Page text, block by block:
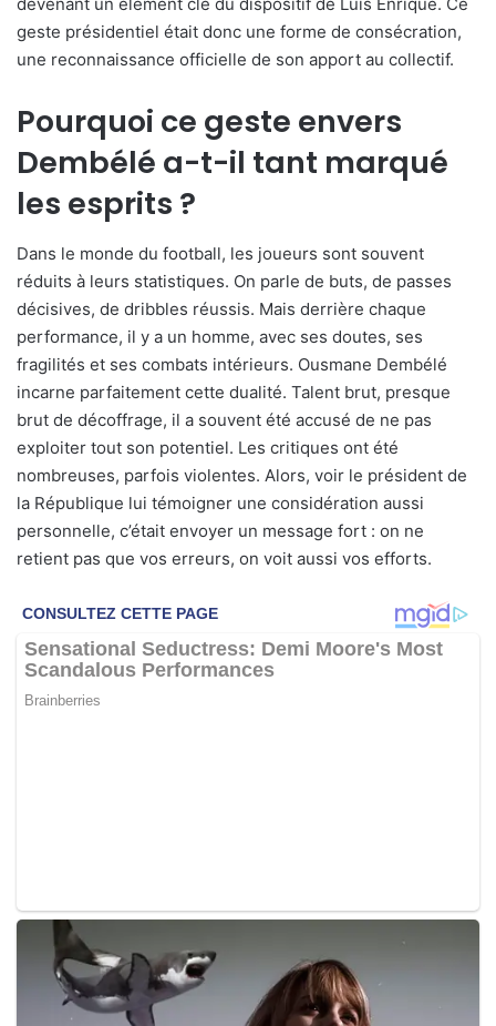
geste présidentiel était donc une forme de consécration,
une reconnaissance officielle de son apport au collectif.
Pourquoi ce geste envers
Dembélé a-t-il tant marqué
les esprits ?
Dans le monde du football, les joueurs sont souvent
réduits à leurs statistiques. On parle de buts, de passes
décisives, de dribbles réussis. Mais derrière chaque
performance, il y a un homme, avec ses doutes, ses
fragilités et ses combats intérieurs. Ousmane Dembélé
incarne parfaitement cette dualité. Talent brut, presque
brut de décoffrage, il a souvent été accusé de ne pas
exploiter tout son potentiel. Les critiques ont été
nombreuses, parfois violentes. Alors, voir le président de
la République lui témoigner une considération aussi
personnelle, c’était envoyer un message fort : on ne
retient pas que vos erreurs, on voit aussi vos efforts.